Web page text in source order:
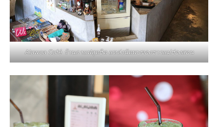
Alawaa Café ร้านกาแฟสุดฮิต แหล่งนัดพบของชาวแม่ฮ่องสอน